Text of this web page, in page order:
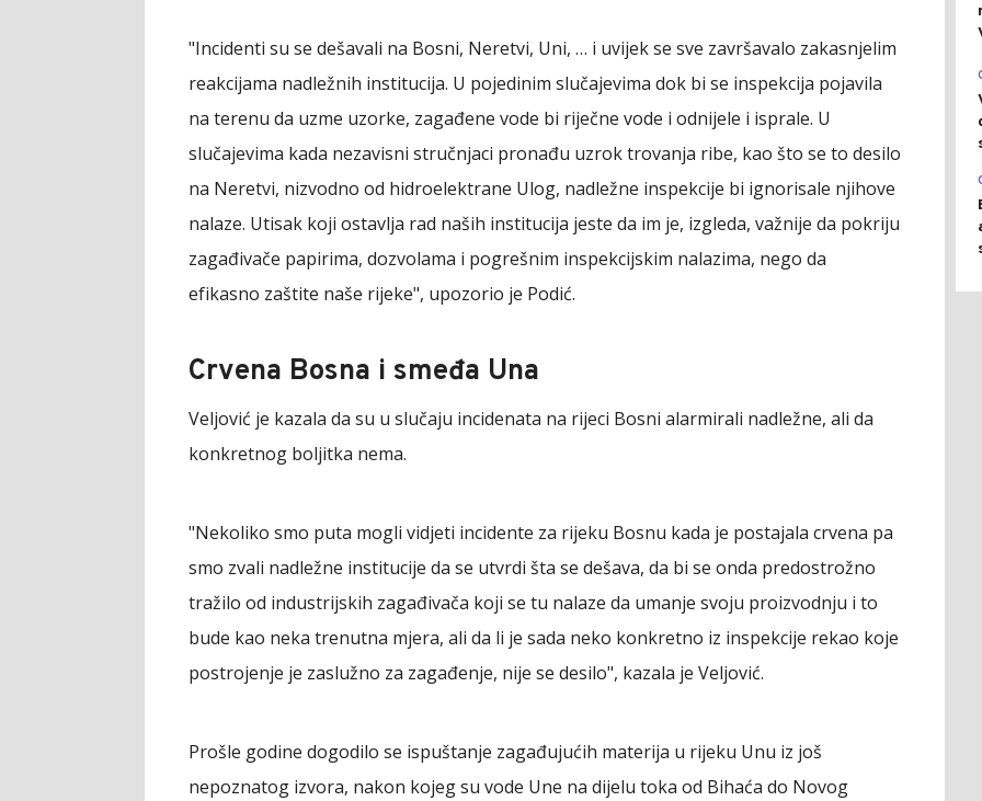
"Incidenti su se dešavali na Bosni, Neretvi, Uni, … i uvijek se sve završavalo zakasnjelim
reakcijama nadležnih institucija. U pojedinim slučajevima dok bi se inspekcija pojavila
na terenu da uzme uzorke, zagađene vode bi riječne vode i odnijele i isprale. U
slučajevima kada nezavisni stručnjaci pronađu uzrok trovanja ribe, kao što se to desilo
na Neretvi, nizvodno od hidroelektrane Ulog, nadležne inspekcije bi ignorisale njihove
nalaze. Utisak koji ostavlja rad naših institucija jeste da im je, izgleda, važnije da pokriju
zagađivače papirima, dozvolama i pogrešnim inspekcijskim nalazima, nego da
efikasno zaštite naše rijeke", upozorio je Podić.
Crvena Bosna i smeđa Una
Veljović je kazala da su u slučaju incidenata na rijeci Bosni alarmirali nadležne, ali da
konkretnog boljitka nema.
"Nekoliko smo puta mogli vidjeti incidente za rijeku Bosnu kada je postajala crvena pa
smo zvali nadležne institucije da se utvrdi šta se dešava, da bi se onda predostrožno
tražilo od industrijskih zagađivača koji se tu nalaze da umanje svoju proizvodnju i to
bude kao neka trenutna mjera, ali da li je sada neko konkretno iz inspekcije rekao koje
postrojenje je zaslužno za zagađenje, nije se desilo", kazala je Veljović.
Prošle godine dogodilo se ispuštanje zagađujućih materija u rijeku Unu iz još
nepoznatog izvora, nakon kojeg su vode Une na dijelu toka od Bihaća do Novog